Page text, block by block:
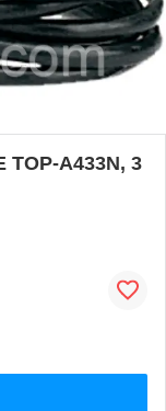
TOP-A433N, 3